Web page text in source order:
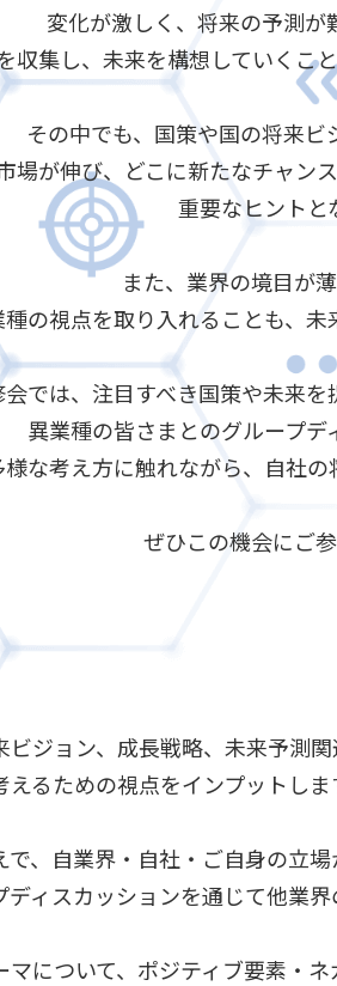
変化が激しく、将来の予測が
収集し、未来を構想していくこ
その中でも、国策や国の将来ビ
場が伸び、どこに新たなチャン
重要なヒントと
また、業界の境目が
の視点を取り入れることも、未
では、注目すべき国策や未来を
異業種の皆さまとのグループデ
様な考え方に触れながら、自社の
ぜひこの機会にご
ビジョン、成長戦略、未来予測関
えるための視点をインプットしま
で、自業界・自社・ご自身の立場
ディスカッションを通じて他業界
マについて、ポジティブ要素・ネ